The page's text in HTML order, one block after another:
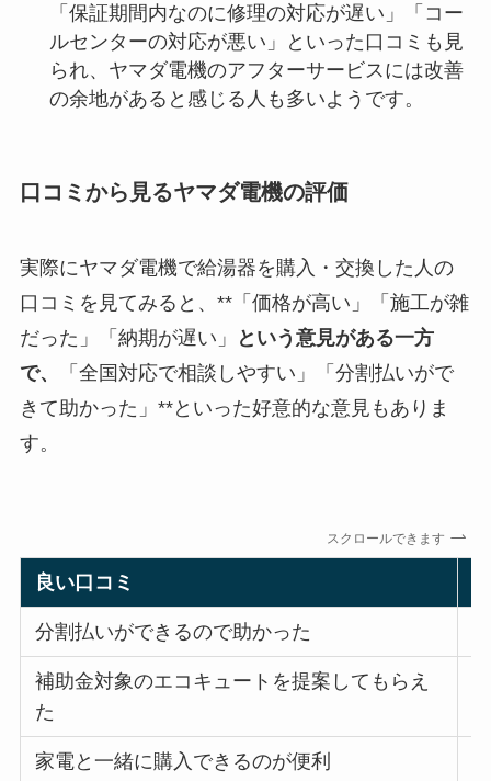
「保証期間内なのに修理の対応が遅い」「コー
ルセンターの対応が悪い」といった口コミも見
られ、ヤマダ電機のアフターサービスには改善
の余地があると感じる人も多いようです。
口コミから見るヤマダ電機の評価
実際にヤマダ電機で給湯器を購入・交換した人の
口コミを見てみると、**「価格が高い」「施工が雑
だった」「納期が遅い」
という意見がある一方
で、
「全国対応で相談しやすい」「分割払いがで
きて助かった」**といった好意的な意見もありま
す。
スクロールできます
良い口コミ
分割払いができるので助かった
補助金対象のエコキュートを提案してもらえ
た
家電と一緒に購入できるのが便利